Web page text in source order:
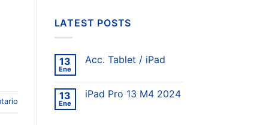
LATEST POSTS
13
Ene
Acc. Tablet / iPad
13
Ene
iPad Pro 13 M4 2024